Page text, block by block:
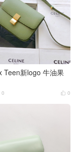
Teen新logo 牛油果
 0
0